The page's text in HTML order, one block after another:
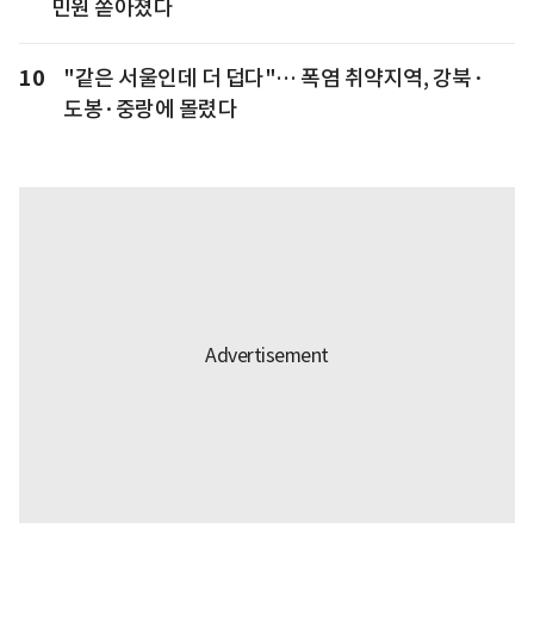
민원 쏟아졌다
10
"같은 서울인데 더 덥다"… 폭염 취약지역, 강북·
도봉·중랑에 몰렸다